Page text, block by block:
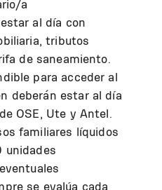
a
al día con
tributos
de saneamiento.
para acceder al
deberán estar al día
OSE, Ute y Antel.
familiares líquidos
unidades
se evalúa cada